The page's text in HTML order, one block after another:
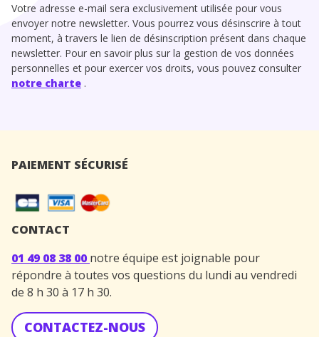
Votre adresse e-mail sera exclusivement utilisée pour vous
envoyer notre newsletter. Vous pourrez vous désinscrire à tout
moment, à travers le lien de désinscription présent dans chaque
newsletter. Pour en savoir plus sur la gestion de vos données
personnelles et pour exercer vos droits, vous pouvez consulter
notre charte .
PAIEMENT SÉCURISÉ
CONTACT
01 49 08 38 00 notre équipe est joignable pour
répondre à toutes vos questions du lundi au vendredi
de 8 h 30 à 17 h 30.
CONTACTEZ-NOUS